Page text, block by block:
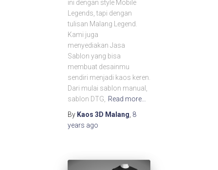
ini dengan style Mobile
Legends, tapi dengan
tulisan Malang Legend.
Kami juga
menyediakan Jasa
Sablon yang bisa
membuat desainmu
sendiri menjadi kaos keren.
Dari mulai sablon manual,
sablon DTG,
Read more…
By Kaos 3D Malang 8
years ago